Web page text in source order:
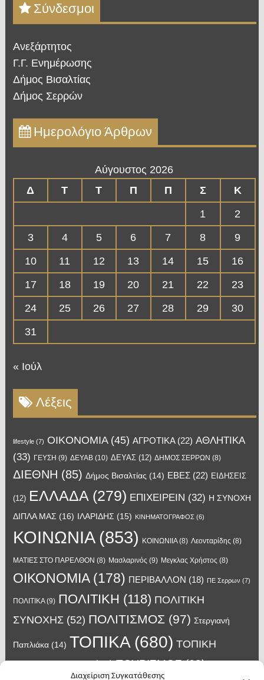
Διαχείριση Συγκατάθεσης
Σύνδεσμοι
Ανεξάρτητος
Γ.Γ. Ενημέρωσης
Δήμος Βισαλτίας
Δήμος Σερρών
Ημερολόγιο Άρθρων
Αύγουστος 2026
Δ
Τ Τ Π Π Σ
Κ
1
2
3
4 5 6 7 8
9
10
11 12 13 14 15
16
17
18 19 20 21 22
23
24
25 26 27 28 29
30
31
« Ιούλ
Λέξεις
lifestyle(7) OIKONOMIA(45) ΑΓΡΟΤΙΚΑ(22) ΑΘΛΗΤΙΚΑ
(33) ΓΕΥΣΗ (9) ΔΕΥΑΒ(10) ΔΕΥΑΣ(12) ΔΗΜΟΣ ΣΕΡΡΩΝ (8)
ΔΙΕΘΝΗ (85) Δήμος Βισαλτίας (14) ΕΒΕΣ(22) ΕΙΔΗΣΕΙΣ
(12) ΕΛΛΑΔΑ(279) ΕΠΙΧΕΙΡΕΙΝ (32) Η ΣΥΝΟΧΗ
ΔΙΠΛΑ ΜΑΣ (16) ΙΛΑΡΙΔΗΣ (15) ΚΙΝΗΜΑΤΟΓΡΑΦΟΣ (6)
ΚΟΙΝΩΝΙΑ(853) ΚΟΙΝΩΝΙΙΑ(8) Λεονταρίδης (8)
ΜΑΤΙΕΣ ΣΤΟ ΠΑΡΕΛΘΟΝ (8) Μασλαρινός (9) Μεγκλας Χρήστος (8)
ΟΙΚΟΝΟΜΙΑ(178) ΠΕΡΙΒΑΛΛΟΝ (18) ΠΕ Σερρων (7)
ΠΟΛΙΤΙΚΑ(9) ΠΟΛΙΤΙΚΗ (118) ΠΟΛΙΤΙΚΗ
ΣΥΝΟΧΗΣ(52) ΠΟΛΙΤΙΣΜΟΣ (97) Στεργιανή
Παπλιάκα(14) ΤΟΠΙΚΑ(680) ΤΟΠΙΚΗ
ΑΥΤΟΔΙΟΙΚΗΣΗ(45) ΤΟΥΡΙΣΜΟΣ(63)